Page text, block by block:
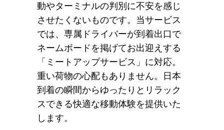
動やターミナルの判別に不安を感じ
させたくないものです。当サービス
では、専属ドライバーが到着出口で
ネームボードを掲げてお出迎えする
「ミートアップサービス」に対応。
重い荷物の心配もありません。日本
到着の瞬間からゆったりとリラック
スできる快適な移動体験を提供いた
します。